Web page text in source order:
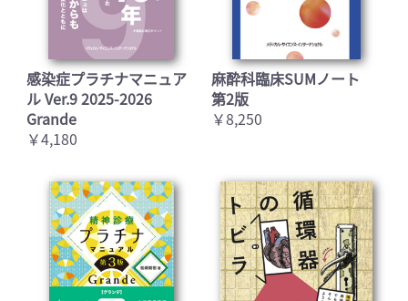
感染症プラチナマニュア
ル Ver.9 2025-2026
Grande
￥4,180
麻酔科臨床SUMノート
第2版
￥8,250